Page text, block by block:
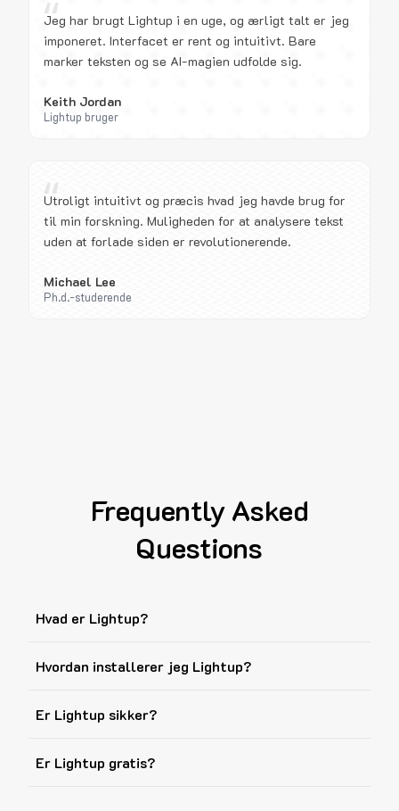
“
Jeg har brugt Lightup i en uge, og ærligt talt er jeg
imponeret. Interfacet er rent og intuitivt. Bare
marker teksten og se AI-magien udfolde sig.
Keith Jordan
Lightup bruger
“
Utroligt intuitivt og præcis hvad jeg havde brug for
til min forskning. Muligheden for at analysere tekst
uden at forlade siden er revolutionerende.
Michael Lee
Ph.d.-studerende
Frequently Asked
Questions
Hvad er Lightup?
Hvordan installerer jeg Lightup?
Er Lightup sikker?
Er Lightup gratis?